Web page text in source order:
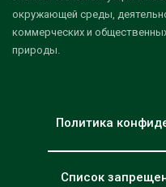
окружающей среды,
коммерческих и
природы.
Политика
Список